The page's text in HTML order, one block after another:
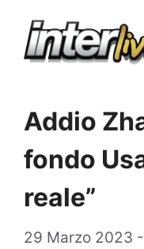
Addio
fondo
reale”
29 Marzo 2023